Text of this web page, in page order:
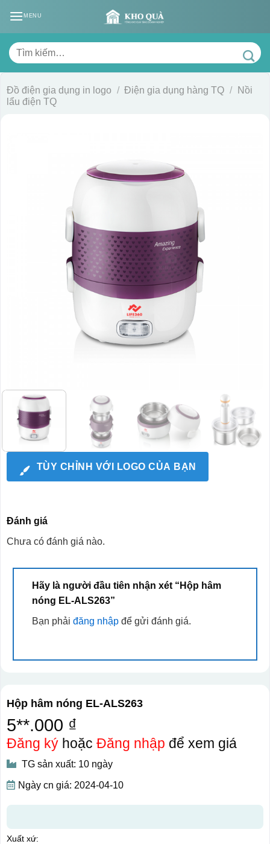
MENU
Tìm
kiếm:
Đồ điện gia dụng in logo / Điện gia dụng hàng TQ /
Nồi
lẩu điện TQ
TÙY CHỈNH VỚI LOGO CỦA BẠN
Đánh giá
Chưa có đánh giá nào.
Hãy là người đầu tiên nhận xét “Hộp hâm
nóng EL-ALS263”
Bạn phải đăng nhậpđể gửi đánh giá.
Hộp hâm nóng EL-ALS263
5**.000 ₫
Đăng kýhoặc Đăng nhập để xem giá
TG sản xuất: 10 ngày
Ngày cn giá: 2024-04-10
Xuất xứ: